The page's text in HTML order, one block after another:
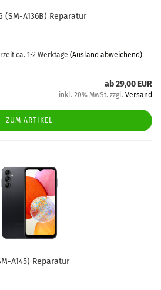
(SM-​A136B) Re­pa­ra­tur
ca. 1-2 Werktage (Ausland abweichend)
ab 29,00 EUR
inkl. 20% MwSt. zzgl. Versand
ZUM ARTIKEL
​A145) Re­pa­ra­tur